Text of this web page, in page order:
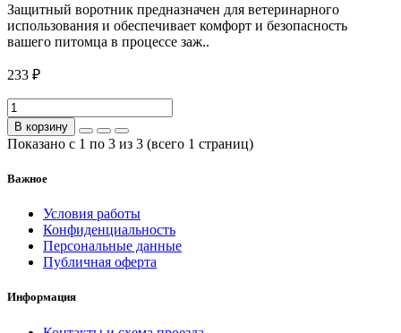
Защитный воротник предназначен для ветеринарного
использования и обеспечивает комфорт и безопасность
вашего питомца в процессе заж..
233 ₽
В корзину
Показано с 1 по 3 из 3 (всего 1 страниц)
Важное
Условия работы
Конфиденциальность
Персональные данные
Публичная оферта
Информация